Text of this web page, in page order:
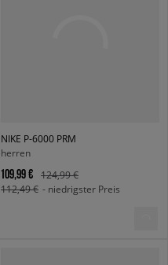
NIKE P-6000 PRM
herren
109,99 €
124,99 €
112,49 € - niedrigster Preis